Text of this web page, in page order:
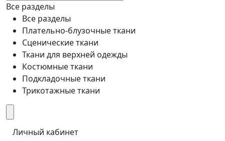
Все разделы
Все разделы
Плательно-блузочные ткани
Сценические ткани
Ткани для верхней одежды
Костюмные ткани
Подкладочные ткани
Трикотажные ткани
Личный кабинет